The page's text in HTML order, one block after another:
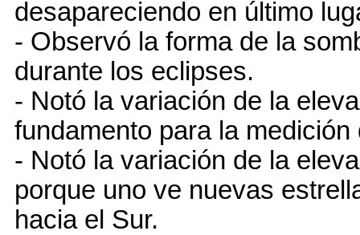
desapareciendo en último
- Observó la forma de la
durante los eclipses.
- Notó la variación de la
fundamento para la
- Notó la variación de la
porque uno ve nuevas
hacia el Sur.